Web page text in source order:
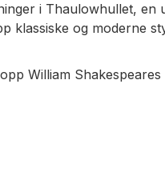
i Thaulowhullet, en
klassiske og moderne
William Shakespeares